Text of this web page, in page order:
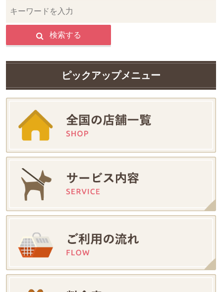
検索する
ピックアップメニュー